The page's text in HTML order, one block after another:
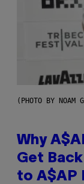
(PHOTO BY NOAM
Why
Get
to A$AP